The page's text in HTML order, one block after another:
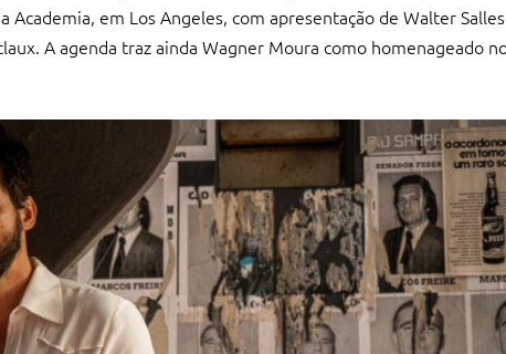
em Los Angeles, com apresentação de Walter
A agenda traz ainda Wagner Moura como homenageado